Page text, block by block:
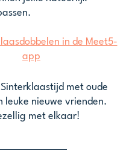
in de Meet5-
app
met oude
leuke nieuwe vrienden.
met elkaar!